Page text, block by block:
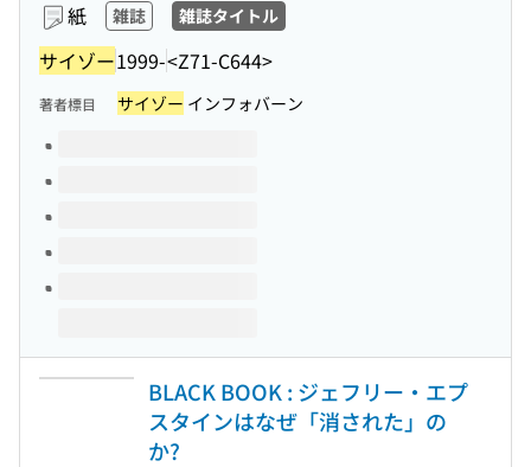
紙 雑誌 雑誌タイトル
サイゾー1999-<Z71-C644>
著者標目 サイゾー インフォバーン
このタイトルの巻号
BLACK BOOK : ジェフリー・エプ
スタインはなぜ「消された」の
か?